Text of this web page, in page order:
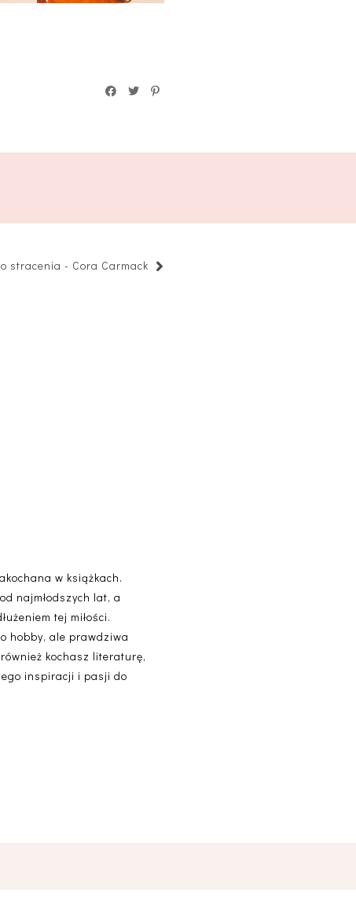
stracenia - Cora Carmack
w książkach.
najmłodszych lat, a
tej miłości.
hobby, ale prawdziwa
kochasz literaturę,
inspiracji i pasji do